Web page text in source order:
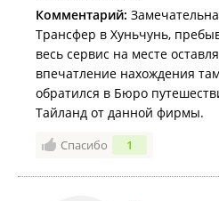
Комментарий:
Трансфер в Хуньчунь,
весь сервис на месте
впечатление нахождения
обратился в Бюро
Тайланд от данной фирмы.
Спасибо 1